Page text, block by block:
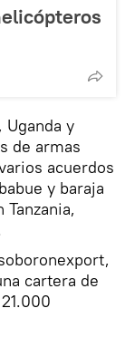
y
de armas
acuerdos
y baraja
cartera de